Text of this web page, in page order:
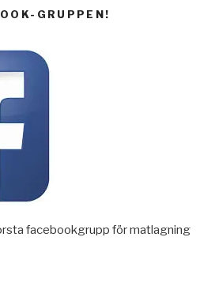
GRUPPEN!
facebookgrupp för matlagning